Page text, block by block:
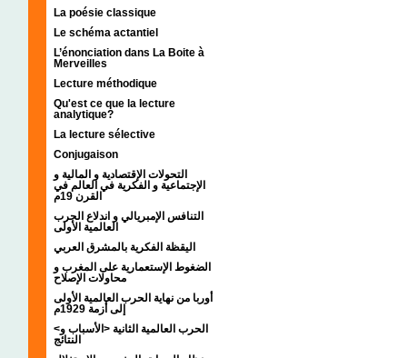
La poésie classique
Le schéma actantiel
L’énonciation dans La Boite à
Merveilles
Lecture méthodique
Qu'est ce que la lecture
analytique?
La lecture sélective
Conjugaison
التحولات الإقتصادية و المالية و
الإجتماعية و الفكرية في العالم في
القرن 19م
التنافس الإمبريالي و اندلاع الحرب
العالمية الأولى
اليقظة الفكرية بالمشرق العربي
الضغوط الإستعمارية على المغرب و
محاولات الإصلاح
أوربا من نهاية الحرب العالمية الأولى
إلى أزمة 1929م
<الحرب العالمية الثانية <الأسباب و
النتائج